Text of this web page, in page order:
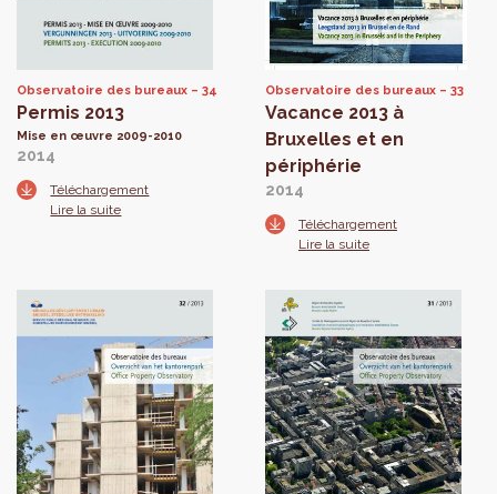
Observatoire des bureaux 34
Permis 2013
Mise en œuvre 2009-2010
2014
Téléchargement
Lire la suite
Observatoire des bureaux 33
Vacance 2013 à
Bruxelles et en
périphérie
2014
Téléchargement
Lire la suite